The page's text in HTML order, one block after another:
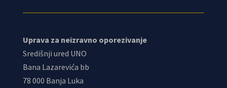
Uprava za neizravno oporezivanje
Središnji ured UNO
Bana Lazarevića bb
78 000 Banja Luka